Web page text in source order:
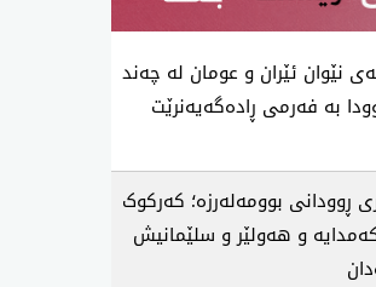
نێوان ئێران و عومان لە چەند
بە فەرمی ڕادەگەیەنرێت
ڕوودانی بوومەلەرزە؛ کەرکوک
و هەولێر و سلێمانیش